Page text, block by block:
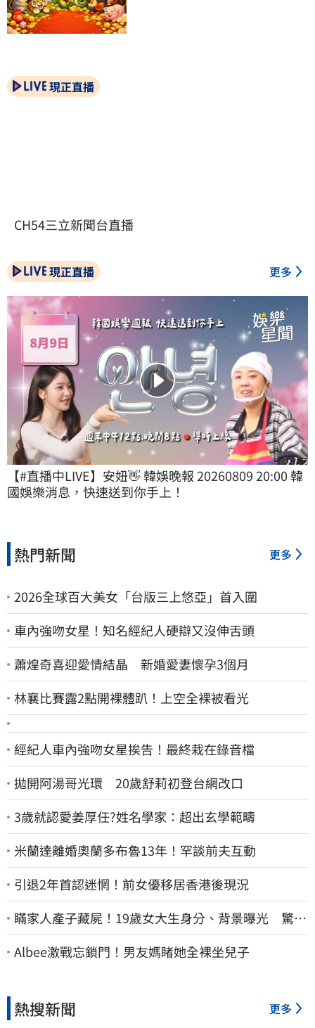
現正直播
CH54三立新聞台直播
現正直播 更多
【#直播中LIVE】安妞👋 韓娛晚報 20260809 20:00 韓
國娛樂消息，快速送到你手上！
熱門新聞 更多
2026全球百大美女「台版三上悠亞」首入圍
車內強吻女星！知名經紀人硬辯又沒伸舌頭
蕭煌奇喜迎愛情結晶 新婚愛妻懷孕3個月
林襄比賽露2點開裸體趴！上空全裸被看光
經紀人車內強吻女星挨告！最終栽在錄音檔
拋開阿湯哥光環 20歲舒莉初登台網改口
3歲就認愛姜厚任?姓名學家：超出玄學範疇
米蘭達離婚奧蘭多布魯13年！罕談前夫互動
引退2年首認迷惘！前女優移居香港後現況
瞞家人產子藏屍！19歲女大生身分、背景曝光 驚見
「產檢紀錄全空白」
Albee激戰忘鎖門！男友媽睹她全裸坐兒子
熱搜新聞 更多